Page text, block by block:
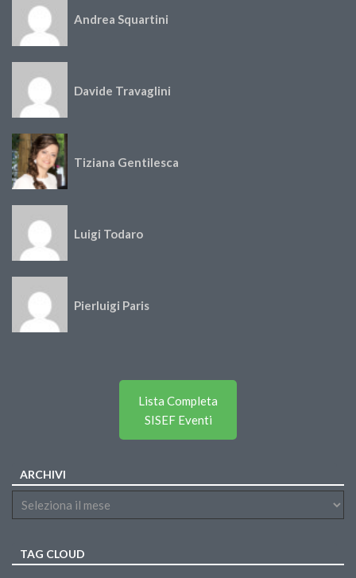
Andrea Squartini
Davide Travaglini
Tiziana Gentilesca
Luigi Todaro
Pierluigi Paris
Lista Completa
SISEF Eventi
ARCHIVI
TAG CLOUD